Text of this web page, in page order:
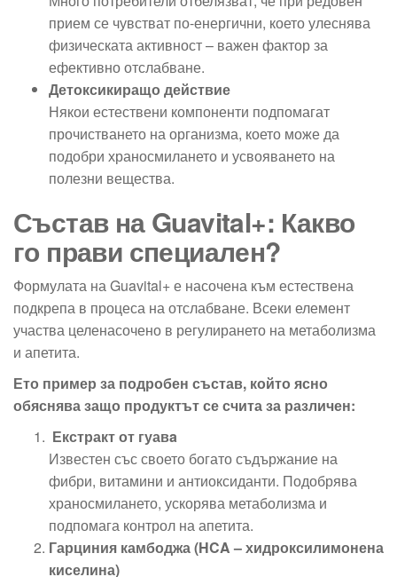
прием се чувстват по-енергични, което улеснява
физическата активност – важен фактор за
ефективно отслабване.
Детоксикиращо действие
Някои естествени компоненти подпомагат
прочистването на организма, което може да
подобри храносмилането и усвояването на
полезни вещества.
Състав на Guavital+: Какво
го прави специален?
Формулата на Guavital+ е насочена към естествена
подкрепа в процеса на отслабване. Всеки елемент
участва целенасочено в регулирането на метаболизма
и апетита.
Ето пример за подробен състав, който ясно
обяснява защо продуктът се счита за различен:
Екстракт от гуавa
Известен със своето богато съдържание на
фибри, витамини и антиоксиданти. Подобрява
храносмилането, ускорява метаболизма и
подпомага контрол на апетита.
Гарциния камбоджа (HCA – хидроксилимонена
киселина)